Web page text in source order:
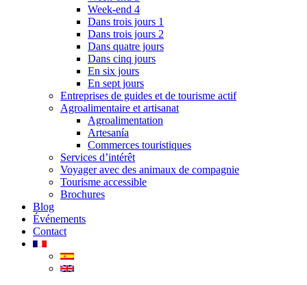
Week-end 4
Dans trois jours 1
Dans trois jours 2
Dans quatre jours
Dans cinq jours
En six jours
En sept jours
Entreprises de guides et de tourisme actif
Agroalimentaire et artisanat
Agroalimentation
Artesanía
Commerces touristiques
Services d’intérêt
Voyager avec des animaux de compagnie
Tourisme accessible
Brochures
Blog
Événements
Contact